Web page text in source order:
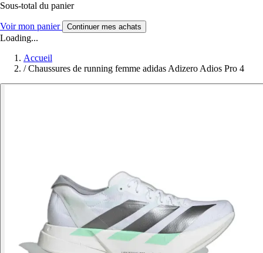
Sous-total du panier
Voir mon panier Continuer mes achats
Loading...
Accueil
/ Chaussures de running femme adidas Adizero Adios Pro 4